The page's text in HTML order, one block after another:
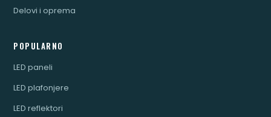
Delovi i oprema
POPULARNO
LED paneli
LED plafonjere
LED reflektori